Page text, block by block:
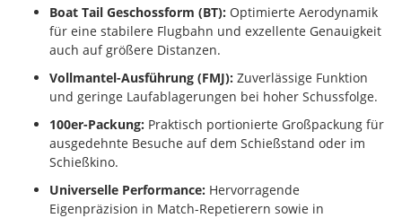
Boat Tail Geschossform (BT): Optimierte Aerodynamik
für eine stabilere Flugbahn und exzellente Genauigkeit
auch auf größere Distanzen.
Vollmantel-Ausführung (FMJ): Zuverlässige Funktion
und geringe Laufablagerungen bei hoher Schussfolge.
100er-Packung: Praktisch portionierte Großpackung für
ausgedehnte Besuche auf dem Schießstand oder im
Schießkino.
Universelle Performance: Hervorragende
Eigenpräzision in Match-Repetierern sowie in